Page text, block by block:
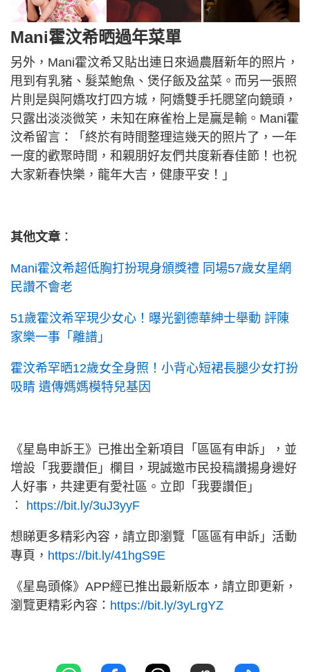
Mani霍汶希晒過年菜單
另外，Mani霍汶希又貼出連日來過農曆新年的照片，
甩到有乳豬、髮菜鮑魚、煲仔飯及盆菜。而另一張照
片則是與阿嬌攻打四方城，阿嬌雙手托腮望向鏡頭，
只露出淡淡微笑，未知在麻雀枱上是贏是輸。Mani霍
汶希留言：「終於有時間整理這幾天的照片了，一年
一度的歡聚時間，和親朋好友們共度新春佳節！也祝
大家新春快樂，龍年大吉，健康平安！」
其他文章 ：
Mani霍汶希超低胸打扮現身頒獎禮 同場57歲女星網
民讚不會老
51歲霍汶希罕現少女心！曝光劉德華紳士舉動 評陳
家樂一事「離譜」
霍汶希罕晒12歲女全身照！小背心短裙長腿少女打扮
吸睛 遺傳媽媽模特兒基因
《星島申訴王》已推出全新項目「區區有申訴」，並
增設「我要讚佢」欄目，現誠邀市民投稿讚揚身邊好
人好事，共建更有愛社區。立即「我要讚佢」
︰ https://bit.ly/3uJ3yyF
想睇更多精彩內容，請立即瀏覽「區區有申訴」活動
專頁， https://bit.ly/41hgS9E
《星島頭條》APP經已推出最新版本，請立即更新，
瀏覽更精彩內容： https://bit.ly/3yLrgYZ